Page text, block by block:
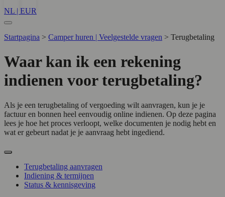
NL | EUR
Startpagina > Camper huren | Veelgestelde vragen > Terugbetaling
Waar kan ik een rekening
indienen voor terugbetaling?
Als je een terugbetaling of vergoeding wilt aanvragen, kun je je
factuur en bonnen heel eenvoudig online indienen. Op deze pagina
lees je hoe het proces verloopt, welke documenten je nodig hebt en
wat er gebeurt nadat je je aanvraag hebt ingediend.
Terugbetaling aanvragen
Indiening & termijnen
Status & kennisgeving